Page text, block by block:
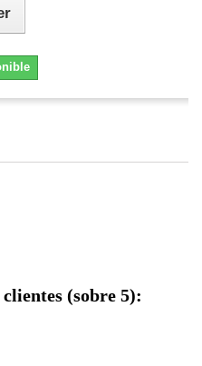
(sobre 5):